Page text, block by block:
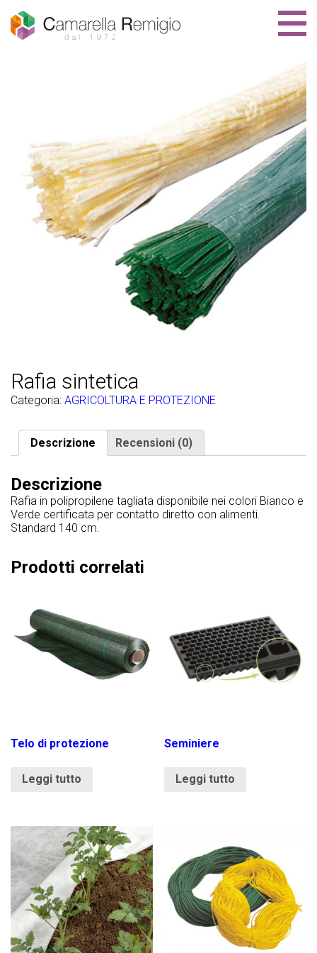
Rafia sintetica
Categoria: AGRICOLTURA E PROTEZIONE
Descrizione Recensioni (0)
Descrizione
Rafia in polipropilene tagliata disponibile nei colori Bianco e
Verde certificata per contatto diretto con alimenti.
Standard 140 cm.
Prodotti correlati
Telo di protezione
Leggi tutto
Seminiere
Leggi tutto